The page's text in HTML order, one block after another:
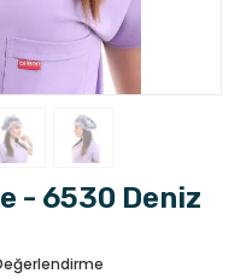
- 6530 Deniz